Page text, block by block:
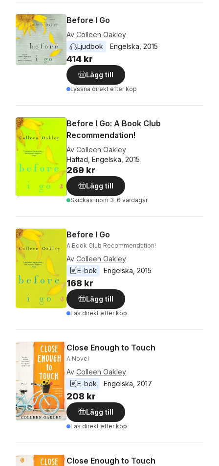
Before I Go
Av Colleen Oakley
Ljudbok
Engelska 2015
414 kr
Lägg till
Lyssna direkt efter köp
Before I Go: A Book Club
Recommendation!
Av Colleen Oakley
Häftad, Engelska, 2015
269 kr
Lägg till
Skickas inom 3-6 vardagar
Before I Go
A Book Club Recommendation!
Av Colleen Oakley
E-bok
Engelska 2015
168 kr
Lägg till
Läs direkt efter köp
Close Enough to Touch
A Novel
Av Colleen Oakley
E-bok
Engelska 2017
208 kr
Lägg till
Läs direkt efter köp
Close Enough to Touch